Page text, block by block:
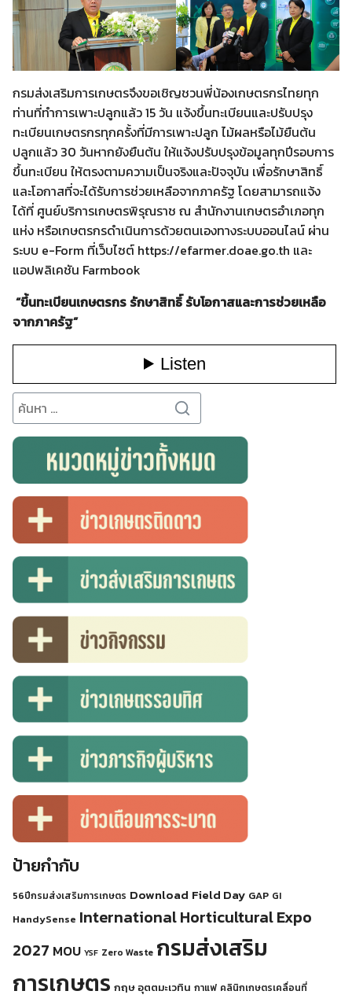
Search
for:
กรมส่งเสริมการเกษตรจึงขอเชิญชวนพี่น้องเกษตรกรไทยทุก
ท่านที่ทำการเพาะปลูกแล้ว 15 วัน แจ้งขึ้นทะเบียนและปรับปรุง
ทะเบียนเกษตรกรทุกครั้งที่มีการเพาะปลูก ไม้ผลหรือไม้ยืนต้น
ปลูกแล้ว 30 วันหากยังยืนต้น ให้แจ้งปรับปรุงข้อมูลทุกปีรอบการ
ขึ้นทะเบียน ให้ตรงตามความเป็นจริงและปัจจุบัน เพื่อรักษาสิทธิ์
และโอกาสที่จะได้รับการช่วยเหลือจากภาครัฐ โดยสามารถแจ้ง
ได้ที่ ศูนย์บริการเกษตรพิรุณราช ณ สำนักงานเกษตรอำเภอทุก
แห่ง หรือเกษตรกรดำเนินการด้วยตนเองทางระบบออนไลน์ ผ่าน
ระบบ e-Form ที่เว็บไซต์ https://efarmer.doae.go.th และ
แอปพลิเคชัน Farmbook
“ขึ้นทะเบียนเกษตรกร รักษาสิทธิ์ รับโอกาสและการช่วยเหลือ
จากภาครัฐ”
Search
for:
ป้ายกำกับ
56ปีกรมส่งเสริมการเกษตร Download Field Day GAP GI
HandySense International Horticultural Expo
2027 MOU YSF Zero Waste กรมส่งเสริม
การเกษตร กฤษ อุตตมะเวทิน กาแฟ คลินิกเกษตรเคลื่อนที่